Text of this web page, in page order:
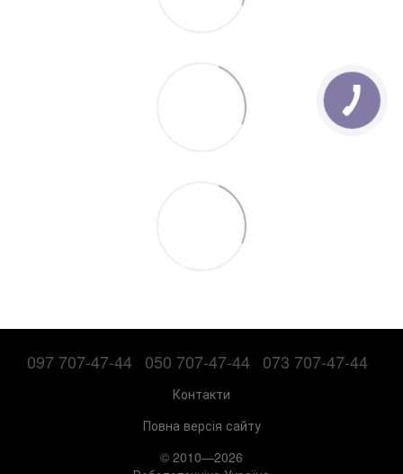
097 707-47-44 050 707-47-44 073 707-47-44
Контакти
Повна версія сайту
© 2010—2026